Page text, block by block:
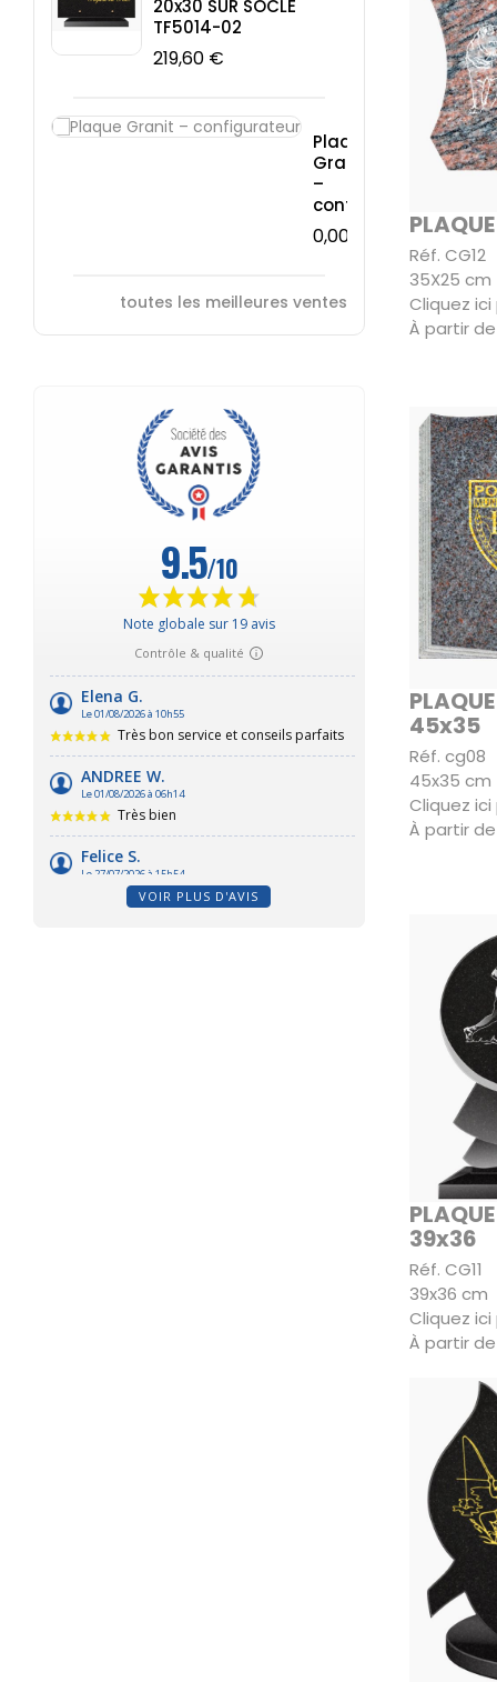
20x30 SUR SOCLE
TF5014-02
219,60 €
Plaque
Granit
–
configurateur
0,00 €
toutes les meilleures ventes
VOIR PLUS D'AVIS
Réf. CG12
35X25 cm
Cliquez
À partir de
45x35
Réf. cg08
45x35 cm
Cliquez
À partir
39x36
Réf. CG11
39x36 cm
Cliquez
À partir